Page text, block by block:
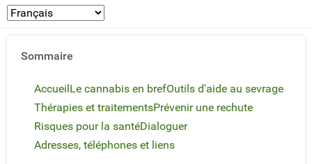
Sommaire
AccueilLe cannabis en brefOutils d'aide au sevrage
Thérapies et traitementsPrévenir une rechute
Risques pour la santéDialoguer
Adresses, téléphones et liens